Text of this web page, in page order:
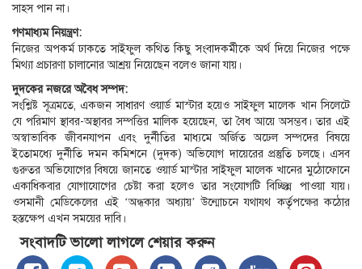
সাহস পান না।
গণমাধ্যম নিয়ন্ত্রণ:
নিজের অপকর্ম ঢাকতে সাইফুল কথিত কিছু সংবাদকর্মীকে অর্থ দিয়ে নিজের পক্ষে
মিথ্যা প্রচারণা চালানোর আশ্রয় নিয়েছেন বলেও জানা যায়।
দুদকের নজরে অবৈধ সম্পদ:
সংশ্লিষ্ট সূত্রমতে, একজন সাধারণ ওয়ার্ড মাস্টার হয়েও সাইফুল মালেক খান সিলেটে
যে পরিমাণ স্থাবর-অস্থাবর সম্পত্তির মালিক হয়েছেন, তা বৈধ আয়ে অসম্ভব। তার এই
অস্বাভাবিক জীবনযাপন এবং দুর্নীতির মাধ্যমে অর্জিত অঢেল সম্পদের বিষয়ে
ইতোমধ্যে দুর্নীতি দমন কমিশনে (দুদক) অভিযোগ দায়েরের প্রস্তুতি চলছে। এসব
গুরুতর অভিযোগের বিষয়ে জানতে ওয়ার্ড মাস্টার সাইফুল মালেক খানের মুঠোফোনে
একাধিকবার যোগাযোগের চেষ্টা করা হলেও তার সংযোগটি বিচ্ছিন্ন পাওয়া যায়।
ওসমানী মেডিকেলের এই ‘অন্ধকার অধ্যায়’ উন্মোচনে যথাযথ কর্তৃপক্ষের কঠোর
হস্তক্ষেপ এখন সময়ের দাবি।
সংবাদটি ভালো লাগলে শেয়ার করুন